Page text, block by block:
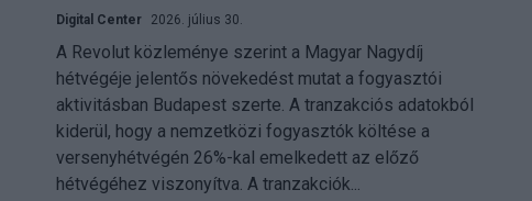
Digital Center 2026. július 30.
A Revolut közleménye szerint a Magyar Nagydíj
hétvégéje jelentős növekedést mutat a fogyasztói
aktivitásban Budapest szerte. A tranzakciós adatokból
kiderül, hogy a nemzetközi fogyasztók költése a
versenyhétvégén 26%-kal emelkedett az előző
hétvégéhez viszonyítva. A tranzakciók...